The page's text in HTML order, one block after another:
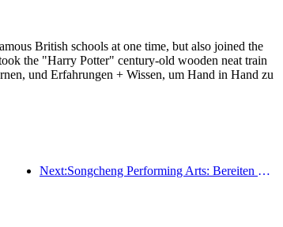
British schools at one time, but also joined the
the "Harry Potter" century-old wooden neat train
und Erfahrungen + Wissen, um Hand in Hand zu
Next:Songcheng Performing Arts: Bereiten Sie sich auf Markt- und Veranstaltungsinhalte während der touristischen Hochsaison im Sommer vor